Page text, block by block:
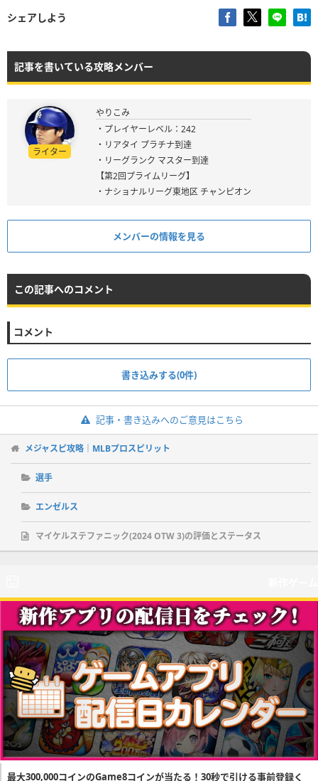
シェアしよう
記事を書いている攻略メンバー
ライター
やりこみ
・プレイヤーレベル：242
・リアタイ プラチナ到達
・リーグランク マスター到達
【第2回プライムリーグ】
・ナショナルリーグ東地区 チャンピオン
メンバーの情報を見る
この記事へのコメント
コメント
書き込みする(0件)
記事・書き込みへのご意見はこちら
メジャスピ攻略｜MLBプロスピリット
選手
エンゼルス
マイケルステファニック(2024 OTW 3)の評価とステータス
最大300,000コインのGame8コインが当たる！30秒で引ける事前登録く